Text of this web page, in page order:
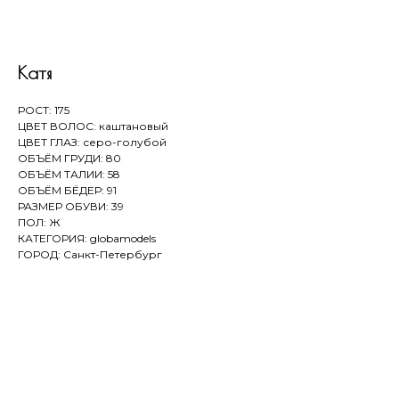
Катя
РОСТ: 175
ЦВЕТ ВОЛОС: каштановый
ЦВЕТ ГЛАЗ: серо-голубой
ОБЪЁМ ГРУДИ: 80
ОБЪЁМ ТАЛИИ: 58
ОБЪЁМ БЁДЕР: 91
РАЗМЕР ОБУВИ: 39
ПОЛ: Ж
КАТЕГОРИЯ: globamodels
ГОРОД: Санкт-Петербург